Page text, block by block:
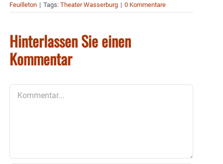
Feuilleton | Tags: Theater Wasserburg | 0 Kommentare
Hinterlassen Sie einen
Kommentar